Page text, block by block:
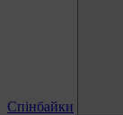
Спінбайки